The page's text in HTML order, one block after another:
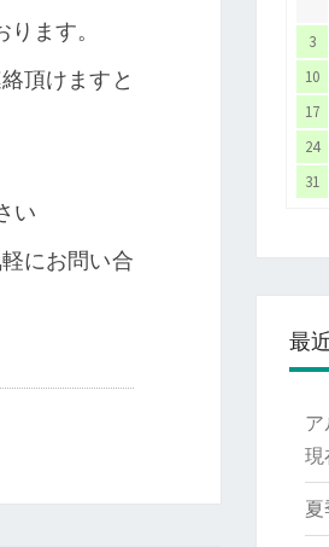
ます。
頂けますと
い
にお問い合
3
10
17
24
31
最
ア
現